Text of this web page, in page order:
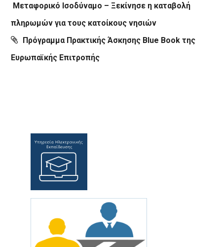
Μεταφορικό Ισοδύναμο – Ξεκίνησε η καταβολή
πληρωμών για τους κατοίκους νησιών
Πρόγραμμα Πρακτικής Άσκησης Blue Book της
Ευρωπαϊκής Επιτροπής